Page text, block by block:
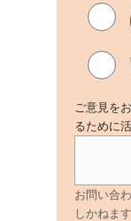
ご意見を
るために
お問い合
しかねます